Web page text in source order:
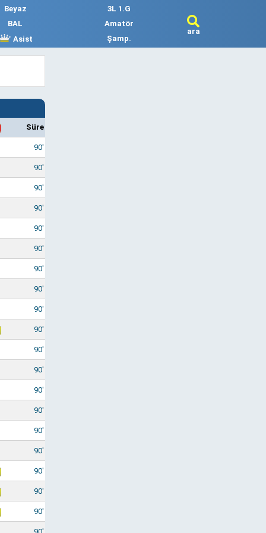
Beyaz
3L 1.G
BAL
Amatör
Asist Şamp.
ara
Süre
90'
90'
90'
90'
90'
90'
90'
90'
90'
90'
90'
90'
90'
90'
90'
90'
90'
90'
90'